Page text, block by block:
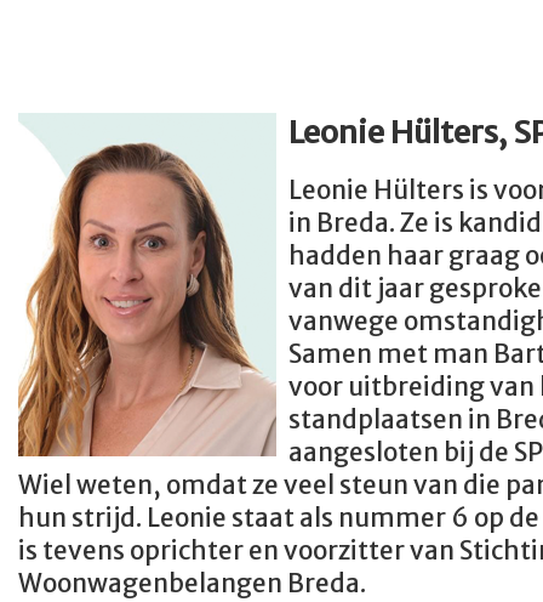
Leonie Hülters,
Leonie Hülters is
in Breda. Ze is
hadden haar graag
van dit jaar
vanwege
Samen met man
voor uitbreiding van
standplaatsen in
aangesloten bij de
Wiel weten, omdat ze veel steun van die
hun strijd. Leonie staat als nummer 6 op de
is tevens oprichter en voorzitter van
Woonwagenbelangen Breda.